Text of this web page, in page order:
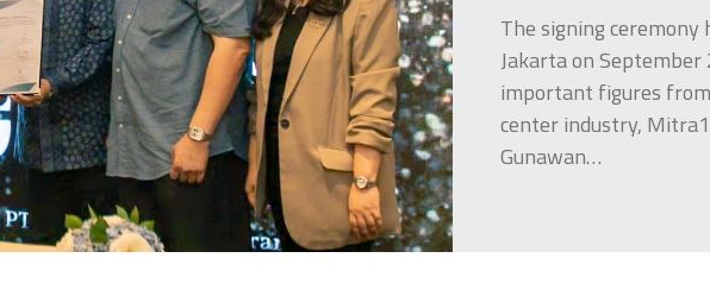
The signing
Jakarta on
important figures
center industry,
Gunawan…